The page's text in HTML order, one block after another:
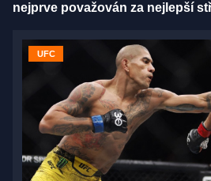
nejprve považován za nejlepší
UFC